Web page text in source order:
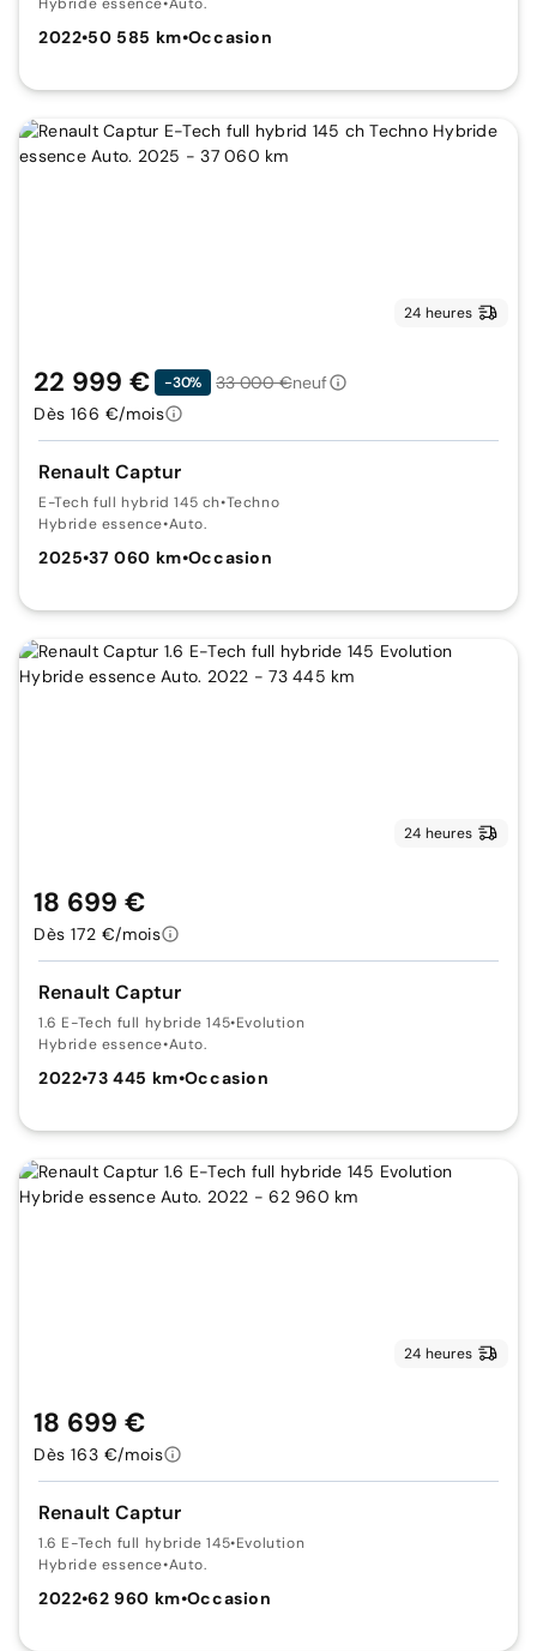
2022•50 585 km•Occasion
24 heures
Renault Captur
E-Tech full hybrid 145 ch•Techno
Hybride essence•Auto.
2025•37 060 km•Occasion
22 999 € -30% 33 000 €neuf
Dès 166 €/mois
24 heures
Renault Captur
1.6 E-Tech full hybride 145•Evolution
Hybride essence•Auto.
2022•73 445 km•Occasion
18 699 €
Dès 172 €/mois
24 heures
Renault Captur
1.6 E-Tech full hybride 145•Evolution
Hybride essence•Auto.
2022•62 960 km•Occasion
18 699 €
Dès 163 €/mois